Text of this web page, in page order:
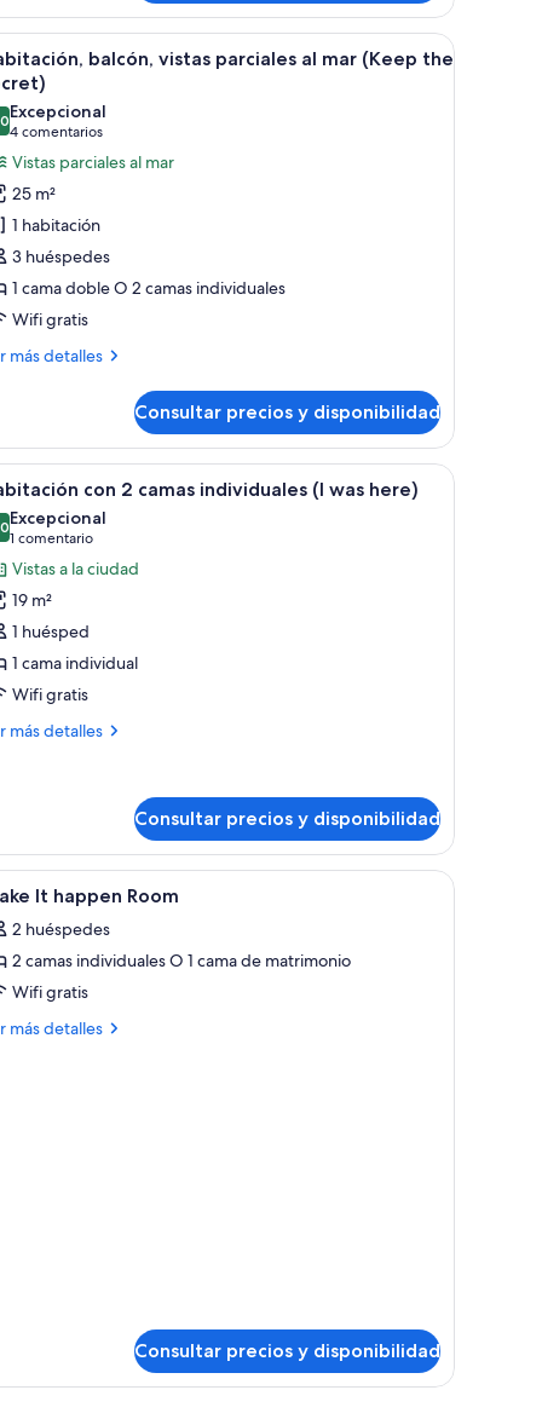
la pared y vistas a la ciudad desde la ventana.
grande, balcón con paredes de vidrio y vista al mar.
Un cuarto de hotel moderno con una cama
8
balcón, vistas parciales al mar (Keep the
de 10
Excepcional
4 comentarios
(4 comentarios)
Vistas parciales al mar
25 m²
1 habitación
3 huéspedes
1 cama doble O 2 camas individuales
Wifi gratis
más detalles
Consultar precios y disponibilidad
la ciudad.
armario, un escritorio y una ventana con vistas a edificios.
Un dormitorio con una cama grande, un
6 con 2 camas individuales (I was here)
de 10
Excepcional
1 comentario
(1 comentario)
Vistas a la ciudad
19 m²
1 huésped
1 cama individual
Wifi gratis
más detalles
Consultar precios y disponibilidad
fuerte y escritorio Ropa de cama de alta calidad, minibar, caja
9 It happen Room
2 huéspedes
2 camas individuales O 1 cama de matrimonio
Wifi gratis
más detalles
Consultar precios y disponibilidad